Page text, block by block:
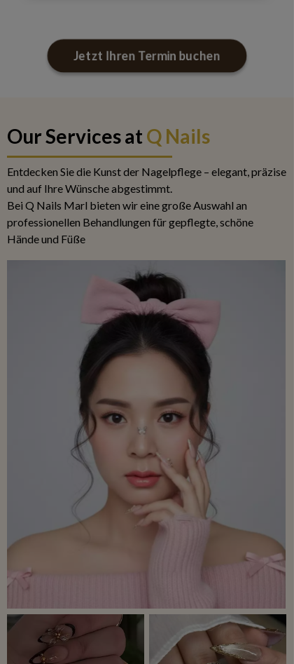
Jetzt Ihren Termin buchen
Our Services atQ Nails
Entdecken Sie die Kunst der Nagelpflege – elegant, präzise
und auf Ihre Wünsche abgestimmt.
Bei Q Nails Marl bieten wir eine große Auswahl an
professionellen Behandlungen für gepflegte, schöne
Hände und Füße